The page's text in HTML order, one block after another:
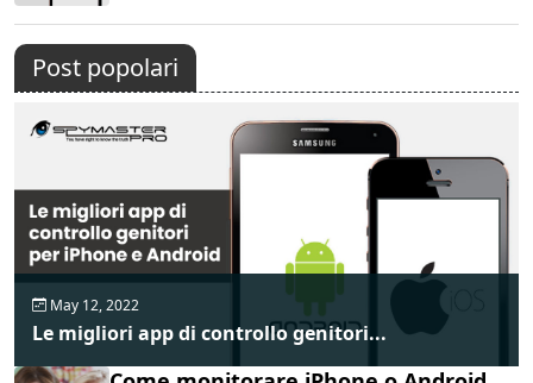
Post popolari
May 12, 2022
Le migliori app di controllo genitori...